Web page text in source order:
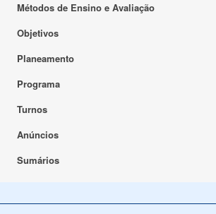
Métodos de Ensino e Avaliação
Objetivos
Planeamento
Programa
Turnos
Anúncios
Sumários